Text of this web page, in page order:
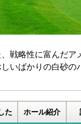
戦略性に富んだア
いばかりの白砂の
た ホール紹介